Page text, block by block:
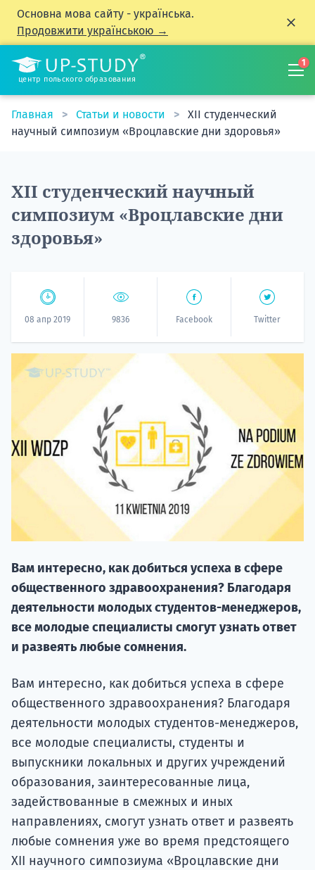
Основна мова сайту - українська.
Продовжити українською →
центр польского образования
1
Главная Статьи и новости
XII студенческий
научный симпозиум «Вроцлавские дни здоровья»
XII студенческий научный
симпозиум «Вроцлавские дни
здоровья»
08 апр 2019 9836 Facebook Twitter
Вам интересно, как добиться успеха в сфере
общественного здравоохранения? Благодаря
деятельности молодых студентов-менеджеров,
все молодые специалисты смогут узнать ответ
и развеять любые сомнения.
Вам интересно, как добиться успеха в сфере
общественного здравоохранения? Благодаря
деятельности молодых студентов-менеджеров,
все молодые специалисты, студенты и
выпускники локальных и других учреждений
образования, заинтересованные лица,
задействованные в смежных и иных
направлениях, смогут узнать ответ и развеять
любые сомнения уже во время предстоящего
XII научного симпозиума «Вроцлавские дни
НАБОР